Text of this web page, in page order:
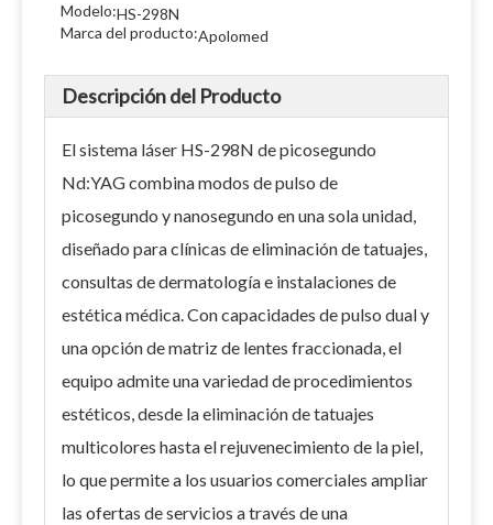
Modelo:HS-298N
Marca del producto:Apolomed
Descripción del Producto
El sistema láser HS-298N de picosegundo
Nd:YAG combina modos de pulso de
picosegundo y nanosegundo en una sola unidad,
diseñado para clínicas de eliminación de tatuajes,
consultas de dermatología e instalaciones de
estética médica. Con capacidades de pulso dual y
una opción de matriz de lentes fraccionada, el
equipo admite una variedad de procedimientos
estéticos, desde la eliminación de tatuajes
multicolores hasta el rejuvenecimiento de la piel,
lo que permite a los usuarios comerciales ampliar
las ofertas de servicios a través de una